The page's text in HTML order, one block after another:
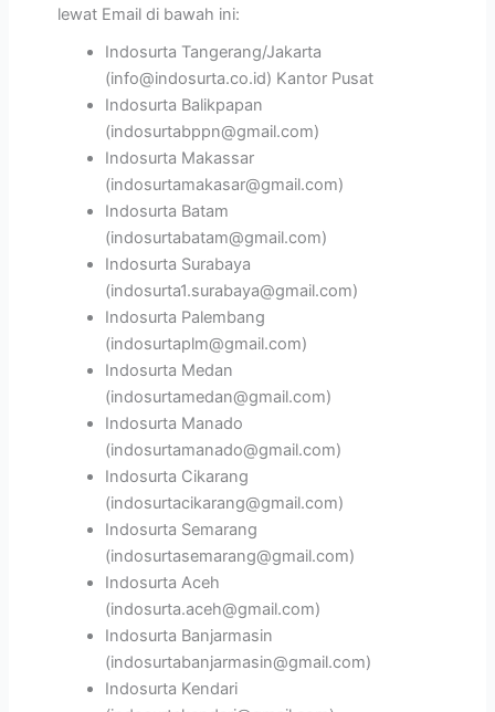
lewat Email di bawah ini:
Indosurta Tangerang/Jakarta
(info@indosurta.co.id) Kantor Pusat
Indosurta Balikpapan
(indosurtabppn@gmail.com)
Indosurta Makassar
(indosurtamakasar@gmail.com)
Indosurta Batam
(indosurtabatam@gmail.com)
Indosurta Surabaya
(indosurta1.surabaya@gmail.com)
Indosurta Palembang
(indosurtaplm@gmail.com)
Indosurta Medan
(indosurtamedan@gmail.com)
Indosurta Manado
(indosurtamanado@gmail.com)
Indosurta Cikarang
(indosurtacikarang@gmail.com)
Indosurta Semarang
(indosurtasemarang@gmail.com)
Indosurta Aceh
(indosurta.aceh@gmail.com)
Indosurta Banjarmasin
(indosurtabanjarmasin@gmail.com)
Indosurta Kendari